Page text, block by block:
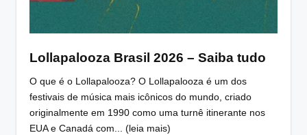
Lollapalooza Brasil 2026 – Saiba tudo
O que é o Lollapalooza? O Lollapalooza é um dos
festivais de música mais icônicos do mundo, criado
originalmente em 1990 como uma turnê itinerante nos
EUA e Canadá com... (leia mais)